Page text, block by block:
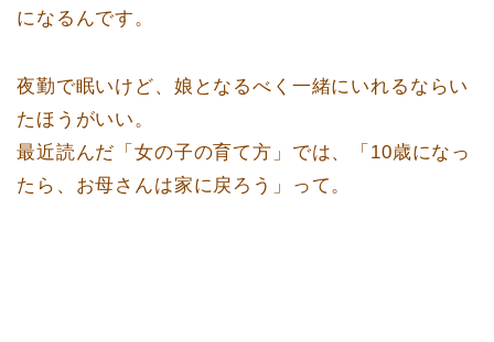
になるんです。
夜勤で眠いけど、娘となるべく一緒にいれるならい
たほうがいい。
最近読んだ「女の子の育て方」では、「10歳になっ
たら、お母さんは家に戻ろう」って。